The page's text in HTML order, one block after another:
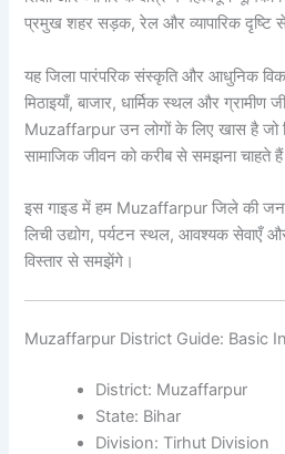
प्रमुख शहर सड़क, रेल और व्यापारिक दृष्टि से
यह जिला पारंपरिक संस्कृति और आधुनिक
मिठाइयाँ, बाजार, धार्मिक स्थल और ग्रामीण
Muzaffarpur उन लोगों के लिए खास है जो
सामाजिक जीवन को करीब से समझना चाहते
इस गाइड में हम Muzaffarpur जिले की
लिची उद्योग, पर्यटन स्थल, आवश्यक सेवाएँ
विस्तार से समझेंगे।
Muzaffarpur District Guide: Basic
District: Muzaffarpur
State: Bihar
Division: Tirhut Division